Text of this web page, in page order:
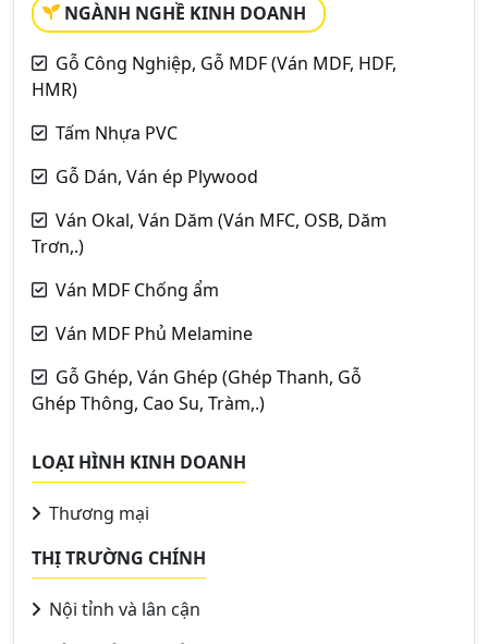
NGÀNH NGHỀ KINH DOANH
Gỗ Công Nghiệp, Gỗ MDF (Ván MDF, HDF,
HMR)
Tấm Nhựa PVC
Gỗ Dán, Ván ép Plywood
Ván Okal, Ván Dăm (Ván MFC, OSB, Dăm
Trơn,.)
Ván MDF Chống ẩm
Ván MDF Phủ Melamine
Gỗ Ghép, Ván Ghép (Ghép Thanh, Gỗ
Ghép Thông, Cao Su, Tràm,.)
LOẠI HÌNH KINH DOANH
Thương mại
THỊ TRƯỜNG CHÍNH
Nội tỉnh và lân cận